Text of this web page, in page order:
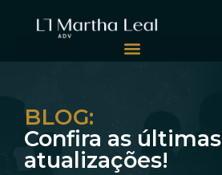
BLOG:
Confira as últimas
atualizações!